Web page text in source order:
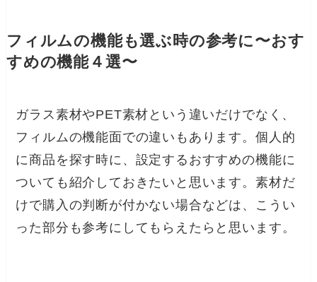
フィルムの機能も選ぶ時の参考に〜おす
すめの機能４選〜
ガラス素材やPET素材という違いだけでなく、
フィルムの機能面での違いもあります。個人的
に商品を探す時に、設定するおすすめの機能に
ついても紹介しておきたいと思います。素材だ
けで購入の判断が付かない場合などは、こうい
った部分も参考にしてもらえたらと思います。